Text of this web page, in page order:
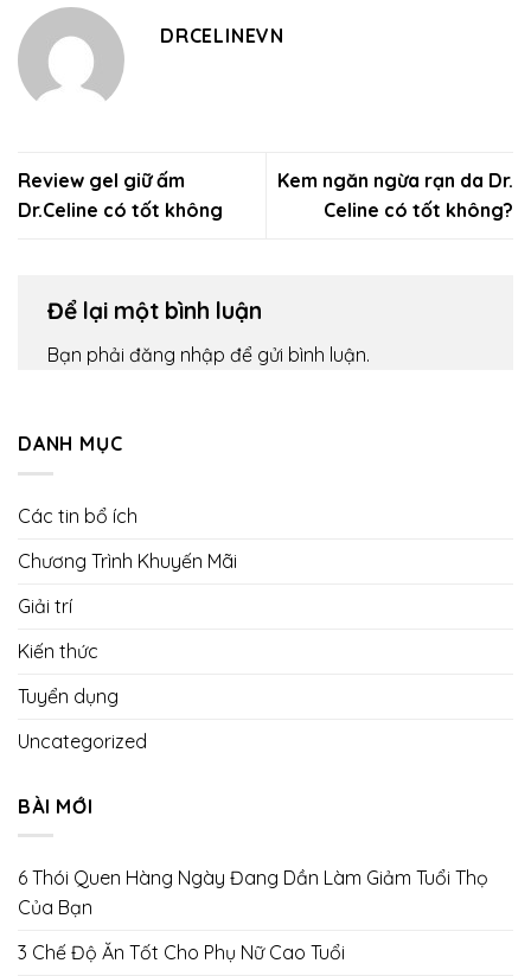
DRCELINEVN
Review gel giữ ấm
Dr.Celine có tốt không
Kem ngăn ngừa rạn da Dr.
Celine có tốt không?
Để lại một bình luận
Bạn phải đăng nhập để gửi bình luận.
DANH MỤC
Các tin bổ ích
Chương Trình Khuyến Mãi
Giải trí
Kiến thức
Tuyển dụng
Uncategorized
BÀI MỚI
6 Thói Quen Hàng Ngày Đang Dần Làm Giảm Tuổi Thọ
Của Bạn
3 Chế Độ Ăn Tốt Cho Phụ Nữ Cao Tuổi